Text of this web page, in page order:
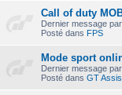
Call of duty
Dernier message par
Posté dans FPS
Mode sport
Dernier message par
Posté dans GT